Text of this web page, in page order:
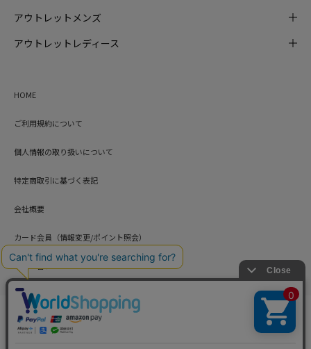
アウトレットメンズ
アウトレットレディース
HOME
ご利用規約について
個人情報の取り扱いについて
特定商取引に基づく表記
会社概要
カード会員（情報変更/ポイント照会）